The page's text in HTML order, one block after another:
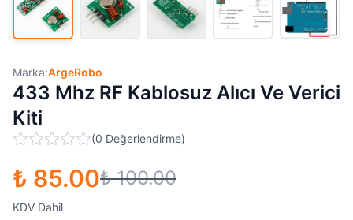
Marka:ArgeRobo
433 Mhz RF Kablosuz Alıcı Ve Verici
Kiti
(0 Değerlendirme)
₺ 85.00₺ 100.00
KDV Dahil